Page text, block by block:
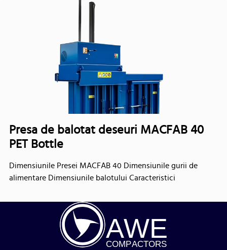
Presa de balotat deseuri MACFAB 40
PET Bottle
Dimensiunile Presei MACFAB 40 Dimensiunile gurii de
alimentare Dimensiunile balotului Caracteristici
A WE
COMP ACTORS